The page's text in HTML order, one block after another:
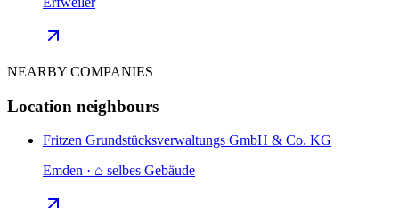
NEARBY COMPANIES
Location neighbours
Fritzen Grundstücksverwaltungs GmbH & Co. KG
Emden · ⌂ selbes Gebäude